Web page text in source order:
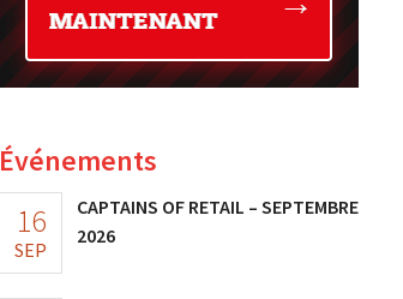
Événements
16
SEP
CAPTAINS OF RETAIL – SEPTEMBRE
2026